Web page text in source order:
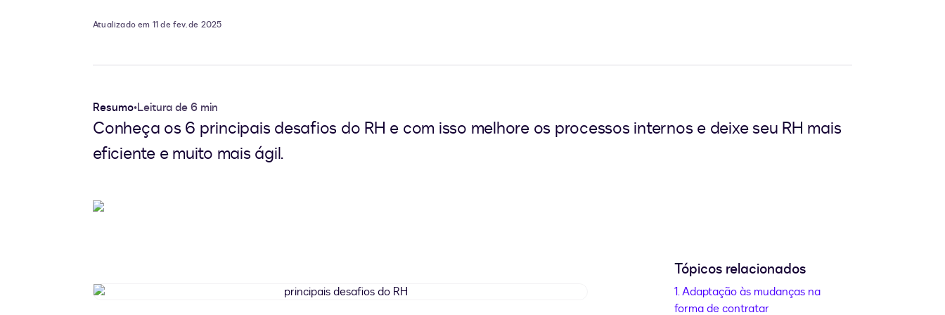
Atualizado em 11 de fev. de 2025
Resumo•Leitura de 6 min
Conheça os 6 principais desafios do RH e com isso melhore os processos internos e deixe seu RH mais
eficiente e muito mais ágil.
principais
Tópicos relacionados
1. Adaptação às mudanças na
forma de contratar